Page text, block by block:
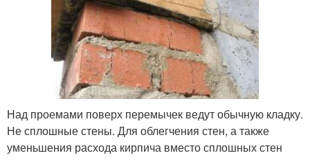
Над проемами поверх перемычек ведут обычную кладку.
Не сплошные стены. Для облегчения стен, а также
уменьшения расхода кирпича вместо сплошных стен